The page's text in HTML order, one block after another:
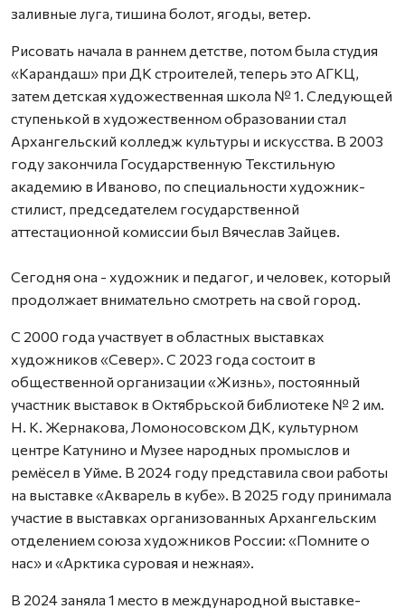
заливные луга, тишина болот, ягоды, ветер.
Рисовать начала в раннем детстве, потом была студия
«Карандаш» при ДК строителей, теперь это АГКЦ,
затем детская художественная школа № 1. Следующей
ступенькой в художественном образовании стал
Архангельский колледж культуры и искусства. В 2003
году закончила Государственную Текстильную
академию в Иваново, по специальности художник-
стилист, председателем государственной
аттестационной комиссии был Вячеслав Зайцев.
Сегодня она - художник и педагог, и человек, который
продолжает внимательно смотреть на свой город.
С 2000 года участвует в областных выставках
художников «Север». С 2023 года состоит в
общественной организации «Жизнь», постоянный
участник выставок в Октябрьской библиотеке № 2 им.
Н. К. Жернакова, Ломоносовском ДК, культурном
центре Катунино и Музее народных промыслов и
ремёсел в Уйме. В 2024 году представила свои работы
на выставке «Акварель в кубе». В 2025 году принимала
участие в выставках организованных Архангельским
отделением союза художников России: «Помните о
нас» и «Арктика суровая и нежная».
В 2024 заняла 1 место в международной выставке-